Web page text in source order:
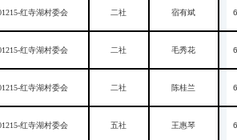
红寺湖村委会 二社 宿有斌
红寺湖村委会 二社 毛秀花
红寺湖村委会 二社 陈桂兰
红寺湖村委会 五社 王惠琴